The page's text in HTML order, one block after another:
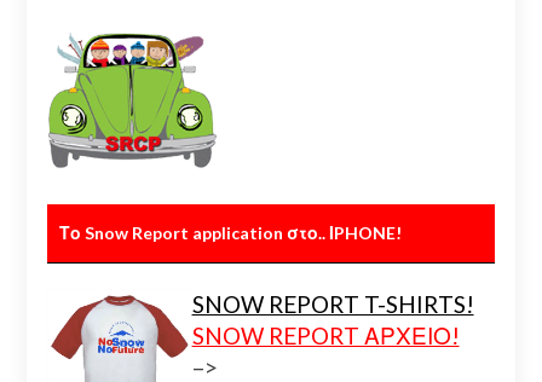
Το Snow Report application στο.. ΙPHONE!
SNOW REPORT T-SHIRTS!
SNOW REPORT ΑΡΧΕΙΟ!
–>